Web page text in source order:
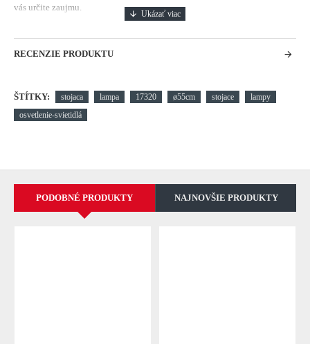
vás určite zaujmu.
RECENZIE PRODUKTU
ŠTÍTKY: stojaca lampa 17320 ø55cm stojace
lampy
osvetlenie-svietidlá
PODOBNÉ PRODUKTY NAJNOVŠIE PRODUKTY